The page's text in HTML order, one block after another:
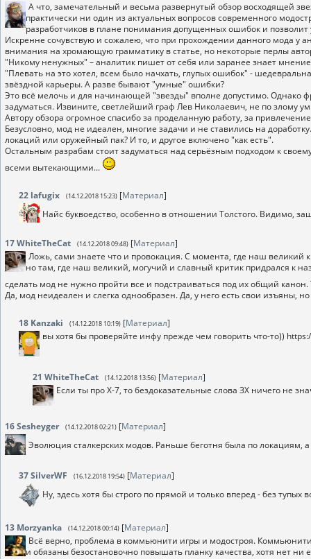
А что, замечательный и весьма развернутый обзор восходящей
практически ни один из актуальных вопросов современного
разработчиков в плане понимания допущенных ошибок и
Искренне сочувствую и сожалею, что при прохождении данного мода у
внимания на хромающую грамматику в статье, но некоторые перлы
"Никому ненужных" – аналитик пишет от себя или заранее знает мнение
"Плевать на это хотел, всем было начхать, глупых ошибок" -
звёздной карьеры. А разве бывают "умные" ошибки?
Это всё мелочь и для начинающей "звезды" вполне допустимо. Однако
задуматься. Извините, светлейший граф Лев Николаевич, не по злому
Автору обзора огромное спасибо за проделанную работу, за
Безусловно, мод не идеален, многие задачи и не ставились на
локаций или оружейный пак? И то, и другое включено "как есть".
Остальным разрабам стоит задуматься над серьёзным подходом к
всеми вытекающими...
22 lafugix (14.12.2018 15:23) [Материал]
Найс буквоедство, особенно в отношении Толстого. Видимо,
17WhiteTheCat (14.12.2018 09:48) [Материал]
Ложь, сами знаете что и провокация. С момента, где наш
но там, где наш великий, могучий и славный критик придрался к
сделать мод не нужно пройти все и подстраиваться под их общий
Да, мод неидеален и слегка однообразен. Да, у него есть свои изъяны,
18 Kanzaki (14.12.2018 10:19) [Материал]
вы хотя бы проверяйте инфу прежде чем говорить что-то))
21 WhiteTheCat (14.12.2018 13:56) [Материал]
Если ты про X-7, то бездоказательные слова ЗХ ничего не
16Sesheyger (14.12.2018 02:21) [Материал]
Эволюция сталкерских модов. Раньше беготня была по локациям,
37SilverWF (16.12.2018 19:54) [Материал]
Ну, здесь хотя бы строго по прямой и только вперед - без тупых
13 Morzyanka (14.12.2018 00:14) [Материал]
Всё верно, проблема в коммьюнити игры и модостроя.
и обязаны безостановочно повышать планку качества, хотя нет ни